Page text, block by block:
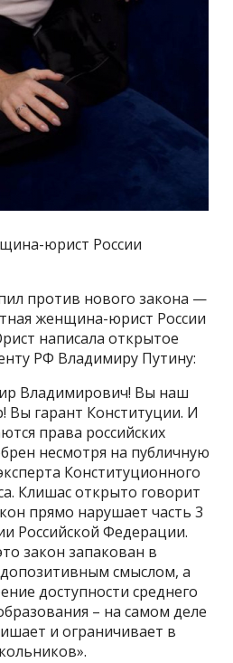
юрист России
против нового закона —
женщина-юрист России
написала открытое
РФ Владимиру Путину:
Владимирович! Вы наш
Вы гарант Конституции. И
права российских
несмотря на публичную
Конституционного
Клишас открыто говорит
прямо нарушает часть 3
Российской Федерации.
закон запакован в
смыслом, а
доступности среднего
– на самом деле
и ограничивает в